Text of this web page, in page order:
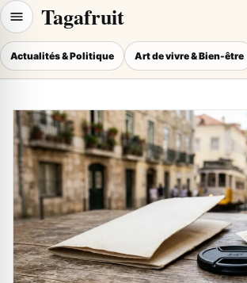
Tagafruit
Actualités & Politique Art de vivre & Bien-être